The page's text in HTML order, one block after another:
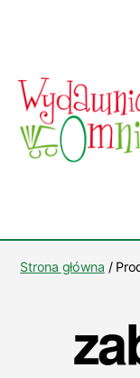
Omnibus
Strona główna /